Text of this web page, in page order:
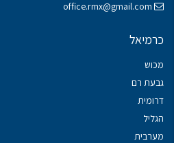
office.rmx@gmail.com
כרמיאל
מכוש
גבעת רם
דרומית
הגליל
מערבית